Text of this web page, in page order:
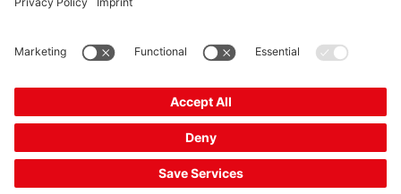
연결:
원형 커넥터, M12 - 원형 커넥터, M12
연결부1,핀개수:5 핀
비교
견적 요청